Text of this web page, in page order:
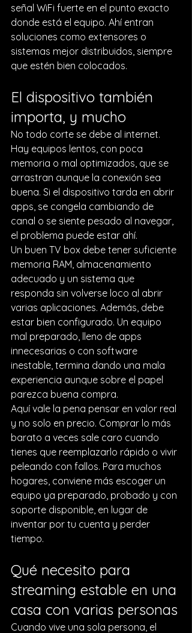
señal WiFi fuerte en el punto exacto
donde está el equipo. Ahí entran
soluciones como extensores o
sistemas mejor distribuidos, siempre
que estén bien colocados.
El dispositivo también
importa, y mucho
No todo corte se debe al internet.
Hay equipos lentos, con poca
memoria o mal optimizados, que se
arrastran aunque la conexión sea
buena. Si el dispositivo tarda en abrir
apps, se congela cambiando de
canal o se siente pesado al navegar,
el problema puede estar ahí.
Un buen TV box debe tener suficiente
memoria RAM, almacenamiento
adecuado y un sistema que
responda sin volverse loco al abrir
varias aplicaciones. Además, debe
estar bien configurado. Un equipo
mal preparado, lleno de apps
innecesarias o con software
inestable, termina dando una mala
experiencia aunque sobre el papel
parezca buena compra.
Aquí vale la pena pensar en valor real
y no solo en precio. Comprar lo más
barato a veces sale caro cuando
tienes que reemplazarlo rápido o vivir
peleando con fallos. Para muchos
hogares, conviene más escoger un
equipo ya preparado, probado y con
soporte disponible, en lugar de
inventar por tu cuenta y perder
tiempo.
Qué necesito para
streaming estable en una
casa con varias personas
Cuando vive una sola persona, el